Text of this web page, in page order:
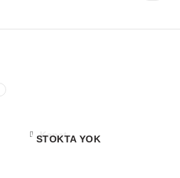
STOKTA YOK
Kapat